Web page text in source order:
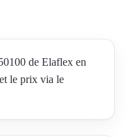
de Elaflex en
le prix via le